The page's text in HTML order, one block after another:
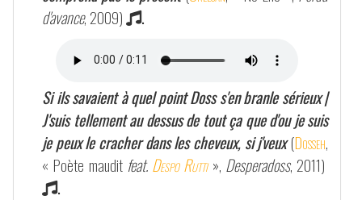
d'avance, 2009) .
Si ils savaient à quel point Doss s'en branle sérieux |
J'suis tellement au dessus de tout ça que d'ou je suis
je peux le cracher dans les cheveux, si j'veux (Dosseh,
« Poète maudit feat. Despo Rutti», Desperadoss, 2011)
.